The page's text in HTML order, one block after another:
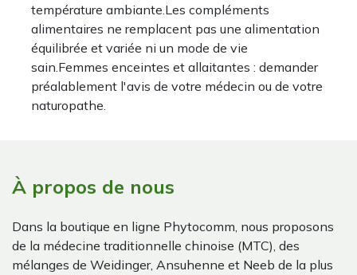
température ambiante.Les compléments
alimentaires ne remplacent pas une alimentation
équilibrée et variée ni un mode de vie
sain.Femmes enceintes et allaitantes : demander
préalablement l'avis de votre médecin ou de votre
naturopathe.
À propos de nous
Dans la boutique en ligne Phytocomm, nous proposons
de la médecine traditionnelle chinoise (MTC), des
mélanges de Weidinger, Ansuhenne et Neeb de la plus